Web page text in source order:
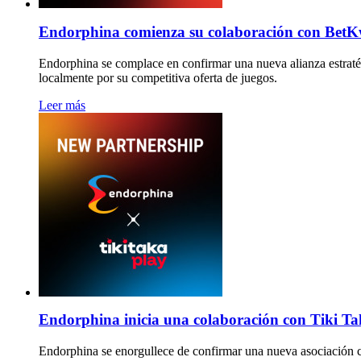
Endorphina comienza su colaboración con
Endorphina se complace en confirmar una nueva alianza
localmente por su competitiva oferta de juegos.
Leer más
Endorphina inicia una colaboración con Tiki
Endorphina se enorgullece de confirmar una nueva